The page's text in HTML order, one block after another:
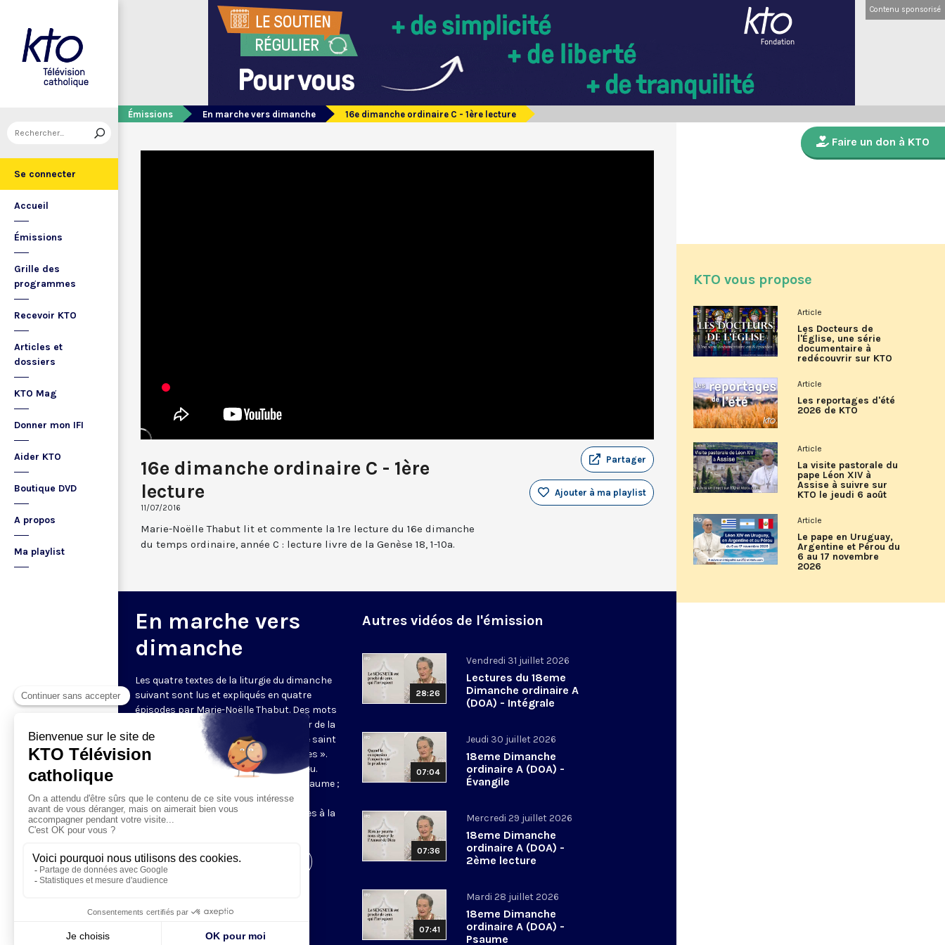
Se connecter
Accueil
Émissions
Grille des
programmes
Recevoir KTO
Articles et
dossiers
KTO Mag
Donner mon IFI
Aider KTO
Boutique DVD
A propos
Ma playlist
Contenu sponsorisé
Émissions En marche vers dimanche 16e dimanche ordinaire C - 1ère lecture
16e dimanche ordinaire C - 1ère
lecture
11/07/2016
Partager
Ajouter à ma playlist
Marie-Noëlle Thabut lit et commente la 1re lecture du 16e dimanche
du temps ordinaire, année C : lecture livre de la Genèse 18, 1-10a.
En marche vers
dimanche
Les quatre textes de la liturgie du dimanche
suivant sont lus et expliqués en quatre
épisodes par Marie-Noëlle Thabut. Des mots
simples et lumineux pour aller au cœur de la
Révélation biblique, entrer dans ce que saint
Luc appelle « l’intelligence des Écritures ».
Chaque jour, vivez avec la Parole de Dieu.
Lundi, la première lecture ; mardi, le psaume ;
mercredi, la deuxième lecture ; jeudi,
l’Évangile ; vendredi, les quatre épisodes à la
Visiter la page de l'émission
Autres vidéos de l'émission
28:26
Vendredi 31 juillet 2026
Lectures du 18eme
Dimanche ordinaire A
(DOA) - Intégrale
07:04
Jeudi 30 juillet 2026
18eme Dimanche
ordinaire A (DOA) -
Évangile
07:36
Mercredi 29 juillet 2026
18eme Dimanche
ordinaire A (DOA) -
2ème lecture
07:41
Mardi 28 juillet 2026
18eme Dimanche
ordinaire A (DOA) -
Psaume
Faire un don à KTO
KTO vous propose
Article
Les Docteurs de
l'Église, une série
documentaire à
redécouvrir sur KTO
Article
Les reportages d'été
2026 de KTO
Article
La visite pastorale du
pape Léon XIV à
Assise à suivre sur
KTO le jeudi 6 août
Article
Le pape en Uruguay,
Argentine et Pérou du
6 au 17 novembre
2026